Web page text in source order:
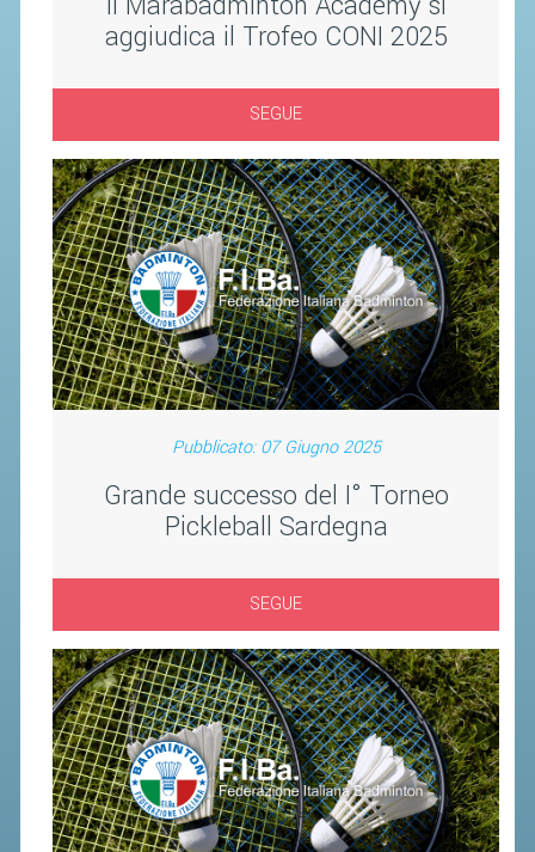
aggiudica il Trofeo CONI 2025
SEGUE
Pubblicato: 07 Giugno 2025
Grande successo del I° Torneo
Pickleball Sardegna
SEGUE
CALENDARIO
FIBA NAZIONALE